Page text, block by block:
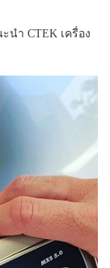
นำ CTEK เครื่อง